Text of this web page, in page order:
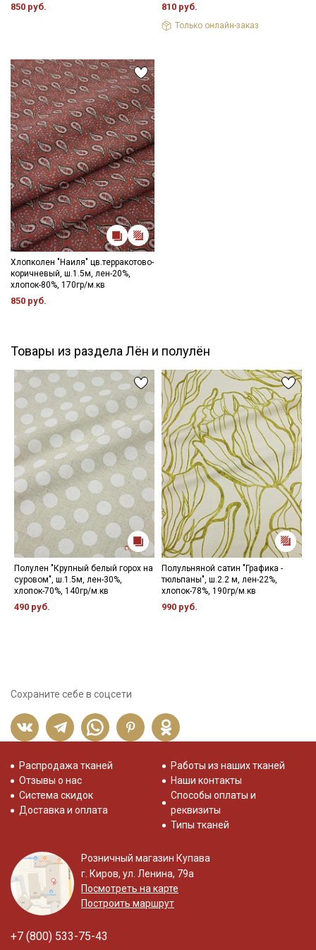
Цветопередача может отличаться от оригинального цвета
ткани в зависимости от настроек вашего монитора.
850 руб. 810 руб.
Только онлайн-заказ
Хлопколен "Наиля" цв.терракотово-
коричневый, ш.1.5м, лен-20%,
хлопок-80%, 170гр/м.кв
850 руб.
Товары из раздела Лён и полулён
Полулен "Крупный белый горох на
суровом", ш.1.5м, лен-30%,
хлопок-70%, 140гр/м.кв
490 руб.
Полульняной сатин "Графика -
тюльпаны", ш.2.2 м, лен-22%,
хлопок-78%, 190гр/м.кв
990 руб.
Сохраните себе в соцсети
Распродажа тканей
Отзывы о нас
Система скидок
Доставка и оплата
Работы из наших тканей
Наши контакты
Способы оплаты и
реквизиты
Типы тканей
Розничный магазин Купава
г. Киров, ул. Ленина, 79а
Посмотреть на карте
Построить маршрут
+7 (800) 533-75-43